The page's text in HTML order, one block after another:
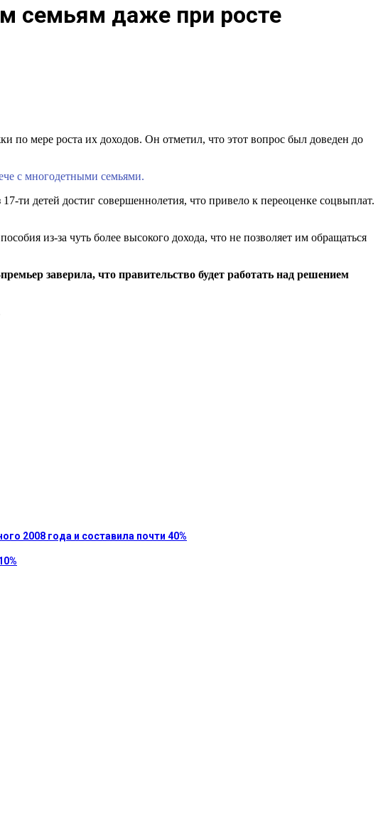
семьям даже при росте
по мере роста их доходов. Он отметил, что этот вопрос был доведен до
с многодетными семьями.
ти детей достиг совершеннолетия, что привело к переоценке соцвыплат.
из-за чуть более высокого дохода, что не позволяет им обращаться
заверила, что правительство будет работать над решением
2008 года и составила почти 40%